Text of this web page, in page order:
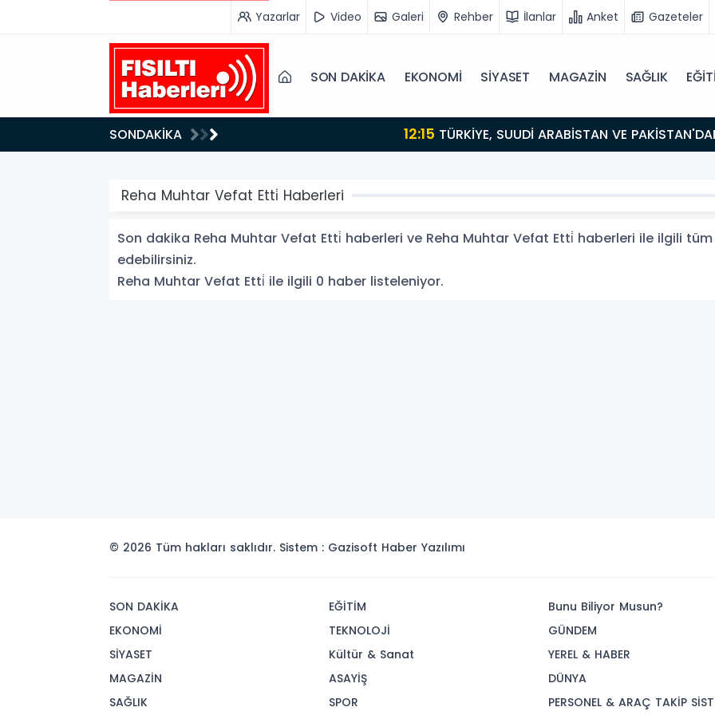
Yazarlar Video Galeri Rehber İlanlar Anket Gazeteler
SON DAKİKA EKONOMİ SİYASET MAGAZİN SAĞLIK
SONDAKİKA
İMZALANDI!
Reha Muhtar Vefat Etti̇ Haberleri
Son dakika Reha Muhtar Vefat Etti̇ haberleri ve Reha Muhtar Vefat Etti̇ haberleri ile ilgili
edebilirsiniz.
Reha Muhtar Vefat Etti̇ ile ilgili 0 haber listeleniyor.
© 2026 Tüm hakları saklıdır. Sistem : Gazisoft Haber Yazılımı
SON DAKİKA
EKONOMİ
SİYASET
MAGAZİN
SAĞLIK
EĞİTİM
TEKNOLOJİ
Kültür & Sanat
ASAYİŞ
SPOR
Bunu Biliyor Musun?
GÜNDEM
YEREL & HABER
DÜNYA
PERSONEL & ARAÇ TAKİP